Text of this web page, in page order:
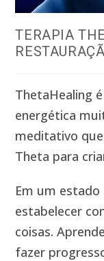
TERAPIA
ThetaHealing
energética
meditativo
Theta para
Em um
estabelecer
coisas.
fazer